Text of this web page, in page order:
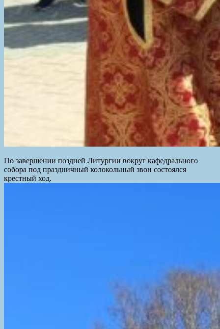
По завершении поздней Литургии вокруг кафедрального
собора под праздничный колокольный звон состоялся
крестный ход.